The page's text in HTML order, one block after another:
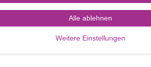
Alle ablehnen
Weitere Einstellungen